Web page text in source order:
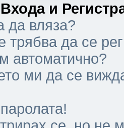
и
да вляза?
да се
автоматично?
ми да се